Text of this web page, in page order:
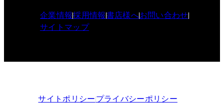
企業情報採用情報書店様へお問い合わせ
サイトマップ
サイトポリシープライバシーポリシー